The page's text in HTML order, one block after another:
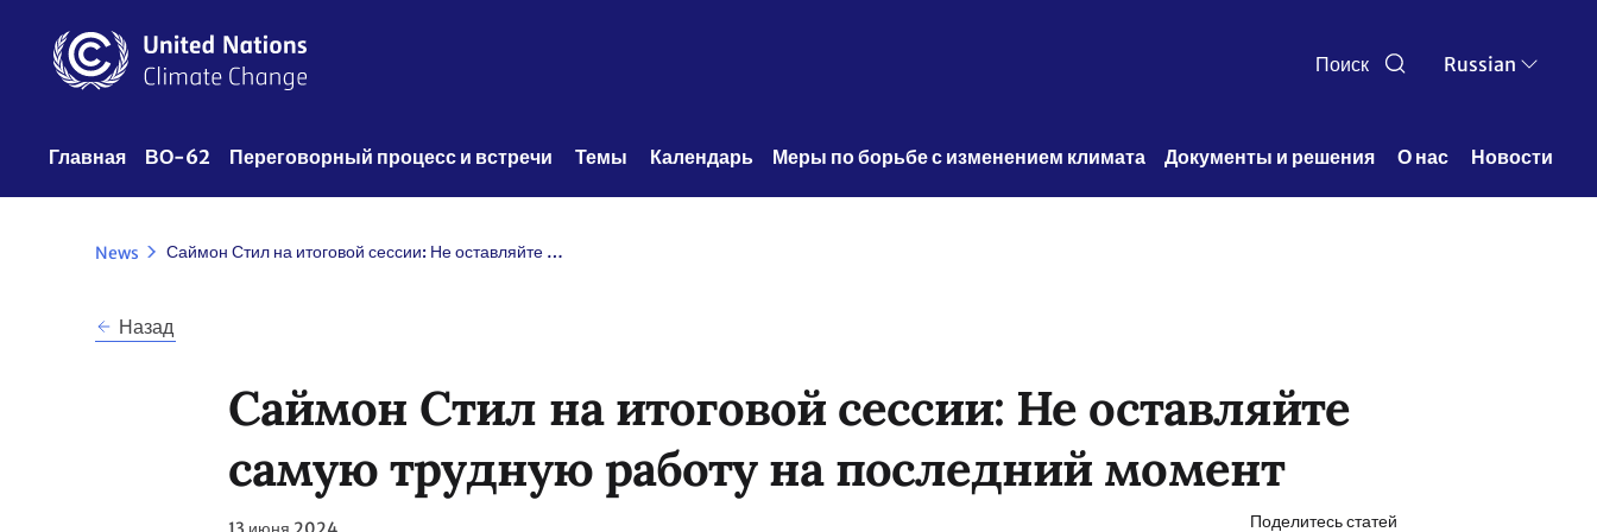
основному
содержанию
Поиск Russian
UNFCCC
Nav
Главная ВО-62 Переговорный процесс и встречи Темы Календарь Меры по борьбе с изменением климата Документы и решения О нас Новости
News Саймон Стил на итоговой сессии: Не оставляйте самую трудную работу на последний момент
Назад
Саймон Стил на итоговой сессии: Не оставляйте
самую трудную работу на последний момент
Поделитесь статей